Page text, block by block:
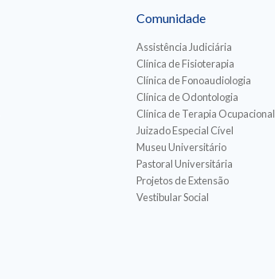
Comunidade
Assistência Judiciária
Clínica de Fisioterapia
Clínica de Fonoaudiologia
Clínica de Odontologia
Clínica de Terapia Ocupacional
Juizado Especial Cível
Museu Universitário
Pastoral Universitária
Projetos de Extensão
Vestibular Social